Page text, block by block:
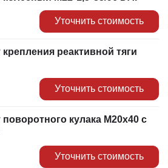
Уточнить стоимость
крепления реактивной тяги
Уточнить стоимость
поворотного кулака М20х40 с
Уточнить стоимость